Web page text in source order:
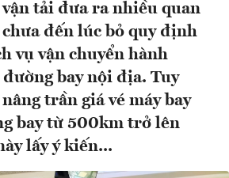
tải đưa ra nhiều quan
đến lúc bỏ quy định
vụ vận chuyển hành
bay nội địa. Tuy
trần giá vé máy bay
bay từ 500km trở lên
lấy ý kiến...